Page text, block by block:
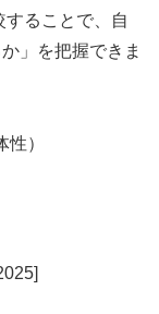
ることで、自
」を把握できま
）